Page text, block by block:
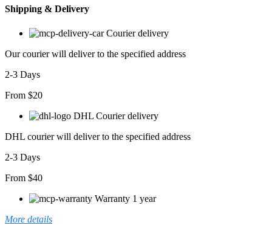
Shipping & Delivery
Courier delivery
Our courier will deliver to the specified address
2-3 Days
From $20
DHL Courier delivery
DHL courier will deliver to the specified address
2-3 Days
From $40
Warranty 1 year
More details